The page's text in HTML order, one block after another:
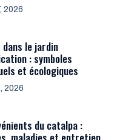
2026
le jardin
: symboles
et écologiques
2026
du catalpa :